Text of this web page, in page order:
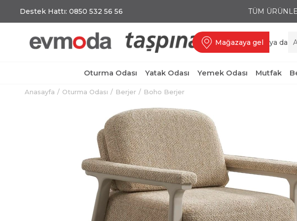
Destek Hattı: 0850 532 56 56 TÜM
Mağazaya gel ya da
Oturma Odası Yatak Odası Yemek Odası Mutfak
Anasayfa Oturma Odası Berjer Boho Berjer